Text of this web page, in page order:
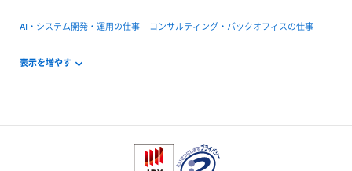
AI・システム開発・運用の仕事 コンサルティング・バックオフィスの仕事